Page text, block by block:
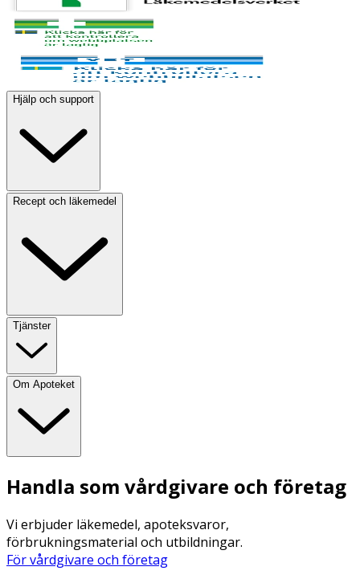
Hjälp och support
Recept och läkemedel
Tjänster
Om Apoteket
Handla som vårdgivare och företag
Vi erbjuder läkemedel, apoteksvaror,
förbrukningsmaterial och utbildningar.
För vårdgivare och företag